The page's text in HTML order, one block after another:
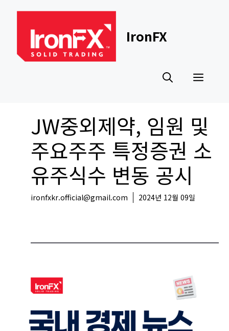
content
IronFX
JW중외제약, 임원 및
주요주주 특정증권 소
유주식수 변동 공시
ironfxkr.official@gmail.com 2024년 12월 09일